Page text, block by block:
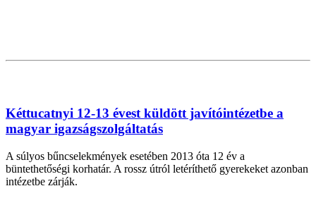
Kéttucatnyi 12-13 évest küldött javítóintézetbe a
magyar igazságszolgáltatás
A súlyos bűncselekmények esetében 2013 óta 12 év a
büntethetőségi korhatár. A rossz útról letéríthető gyerekeket azonban
intézetbe zárják.